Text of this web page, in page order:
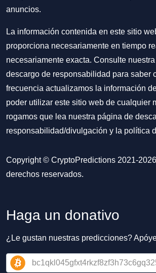
anuncios.
La información contenida en este sitio
proporciona necesariamente en tiempo
necesariamente exacta. Consulte
descargo de responsabilidad para saber
frecuencia actualizamos la información
poder utilizar este sitio web de cualquier
rogamos que lea nuestra página de
responsabilidad/divulgación y la política
Copyright © CryptoPredictions 2021-
derechos reservados.
Haga un donativo
¿Le gustan nuestras predicciones?